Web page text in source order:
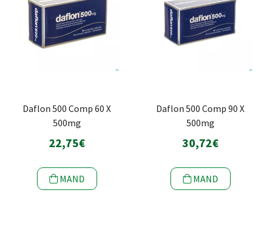
Daflon 500 Comp 60 X
500mg
22,75€
MAND
Daflon 500 Comp 90 X
500mg
30,72€
MAND